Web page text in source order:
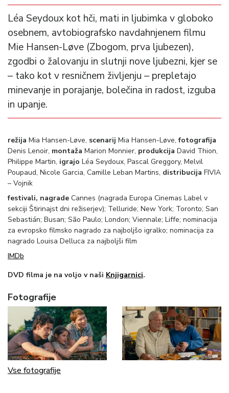
Léa Seydoux kot hči, mati in ljubimka v globoko
osebnem, avtobiografsko navdahnjenem filmu
Mie Hansen-Løve (Zbogom, prva ljubezen),
zgodbi o žalovanju in slutnji nove ljubezni, kjer se
– tako kot v resničnem življenju – prepletajo
minevanje in porajanje, bolečina in radost, izguba
in upanje.
režija Mia Hansen-Løve, scenarij Mia Hansen-Løve,fotografija
Denis Lenoir, montaža Marion Monnier, produkcija David Thion,
Philippe Martin, igrajo Léa Seydoux, Pascal Greggory, Melvil
Poupaud, Nicole Garcia, Camille Leban Martins, distribucija FIVIA
– Vojnik
festivali, nagrade Cannes (nagrada Europa Cinemas Label v
sekciji Štirinajst dni režiserjev); Telluride; New York; Toronto; San
Sebastián; Busan; São Paulo; London; Viennale; Liffe; nominacija
za evropsko filmsko nagrado za najboljšo igralko; nominacija za
nagrado Louisa Delluca za najboljši film
IMDb
DVD filma je na voljo v naši Knjigarnici.
Fotografije
Vse fotografije